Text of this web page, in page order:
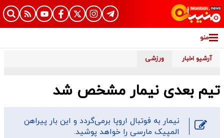
منو
آرشیو اخبار ورزشی
تیم بعدی نیمار مشخص شد
​نیمار به فوتبال اروپا برمی‌گردد و این بار پیراهن
المپیک مارسی را خواهد پوشید.